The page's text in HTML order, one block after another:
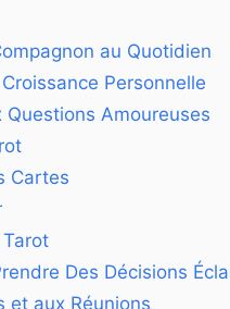
au Quotidien
Personnelle
Questions Amoureuses
Cartes
Des Décisions
et aux Réunions